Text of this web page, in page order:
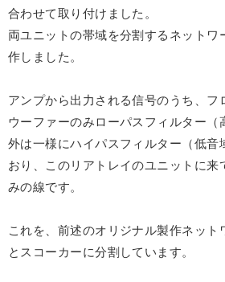
合わせて取り付けました。
両ユニットの帯域を分割するネットワ
作しました。
アンプから出力される信号のうち、フ
ウーファーのみローパスフィルター（
外は一様にハイパスフィルター（低音
おり、このリアトレイのユニットに来
みの線です。
これを、前述のオリジナル製作ネット
とスコーカーに分割しています。